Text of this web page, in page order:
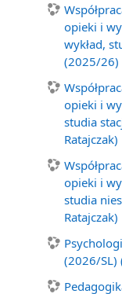
opieki i
wykład,
(2025/26)
opieki i
studia
Ratajczak)
opieki i
studia
Ratajczak)
(2026/SL)